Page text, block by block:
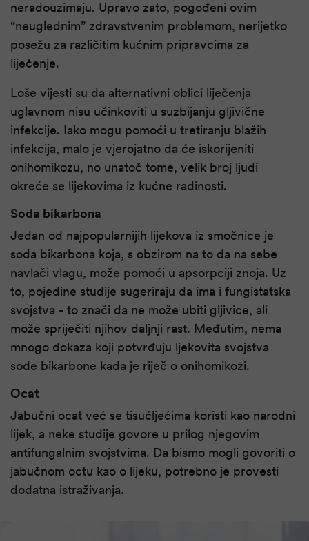
neradouzimaju. Upravo zato, pogođeni ovim
“neuglednim” zdravstvenim problemom, nerijetko
posežu za različitim kućnim pripravcima za
liječenje.
Loše vijesti su da alternativni oblici liječenja
uglavnom nisu učinkoviti u suzbijanju gljivične
infekcije. Iako mogu pomoći u tretiranju blažih
infekcija, malo je vjerojatno da će iskorijeniti
onihomikozu, no unatoč tome, velik broj ljudi
okreće se lijekovima iz kućne radinosti.
Soda bikarbona
Jedan od najpopularnijih lijekova iz smočnice je
soda bikarbona koja, s obzirom na to da na sebe
navlači vlagu, može pomoći u apsorpciji znoja. Uz
to, pojedine studije sugeriraju da ima i fungistatska
svojstva - to znači da ne može ubiti gljivice, ali
može spriječiti njihov daljnji rast. Međutim, nema
mnogo dokaza koji potvrđuju ljekovita svojstva
sode bikarbone kada je riječ o onihomikozi.
Ocat
Jabučni ocat već se tisućljećima koristi kao narodni
lijek, a neke studije govore u prilog njegovim
antifungalnim svojstvima. Da bismo mogli govoriti o
jabučnom octu kao o lijeku, potrebno je provesti
dodatna istraživanja.